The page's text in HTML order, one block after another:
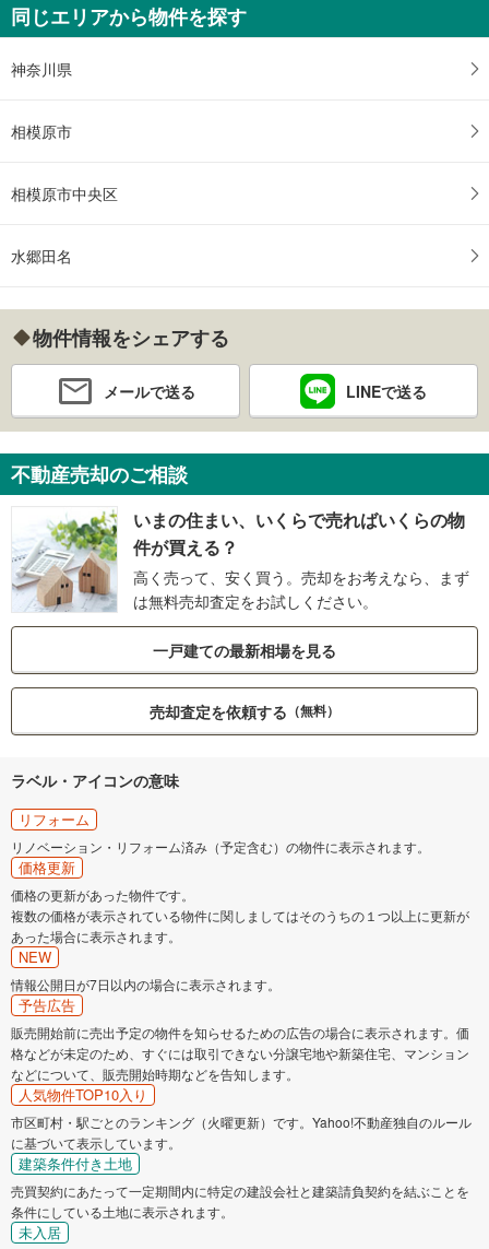
同じエリアから物件を探す
神奈川県
相模原市
相模原市中央区
水郷田名
物件情報をシェアする
メールで送る LINEで送る
不動産売却のご相談
いまの住まい、いくらで売ればいくらの物
件が買える？
高く売って、安く買う。売却をお考えなら、まず
は無料売却査定をお試しください。
一戸建ての最新相場を見る
売却査定を依頼する （無料）
ラベル・アイコンの意味
リフォーム
リノベーション・リフォーム済み（予定含む）の物件に表示されます。
価格更新
価格の更新があった物件です。
複数の価格が表示されている物件に関しましてはそのうちの１つ以上に更新が
あった場合に表示されます。
NEW
情報公開日が7日以内の場合に表示されます。
予告広告
販売開始前に売出予定の物件を知らせるための広告の場合に表示されます。価
格などが未定のため、すぐには取引できない分譲宅地や新築住宅、マンション
などについて、販売開始時期などを告知します。
人気物件TOP10入り
市区町村・駅ごとのランキング（火曜更新）です。Yahoo!不動産独自のルール
に基づいて表示しています。
建築条件付き土地
売買契約にあたって一定期間内に特定の建設会社と建築請負契約を結ぶことを
条件にしている土地に表示されます。
未入居